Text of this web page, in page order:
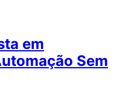
em
Sem